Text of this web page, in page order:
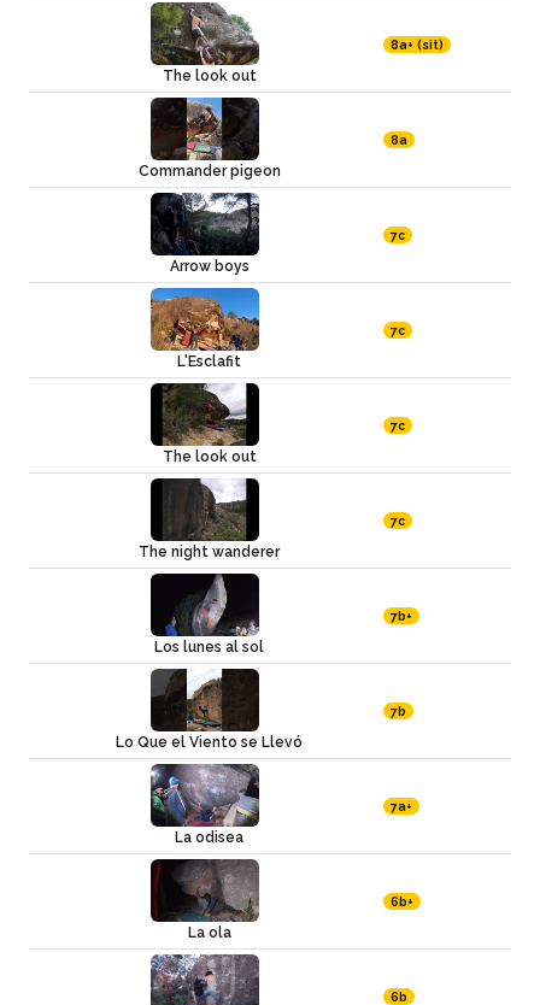
The look out
8a+ (sit)
Commander pigeon
8a
Arrow boys
7c
L'Esclafit
7c
The look out
7c
The night wanderer
7c
Los lunes al sol
7b+
Lo Que el Viento se Llevó
7b
La odisea
7a+
La ola
6b+
6b